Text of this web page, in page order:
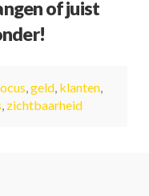
of juist
geld, klanten,
zichtbaarheid